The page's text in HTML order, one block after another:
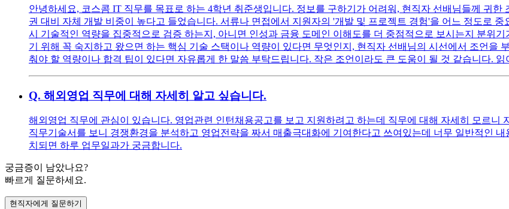
안녕하세요, 코스콤 IT 직무를 목표로 하는 4학년 취준생입니다. 정보를 구하기가 어려워, 현직자 선배님들께 귀
권 대비 자체 개발 비중이 높다고 들었습니다. 서류나 면접에서 지원자의 '개발 및 프로젝트 경험'을 어느 정도로
시 기술적인 역량을 집중적으로 검증 하는지, 아니면 인성과 금융 도메인 이해도를 더 중점적으로 보시는지 분위
기 위해 꼭 숙지하고 왔으면 하는 핵심 기술 스택이나 역량이 있다면 무엇인지, 현직자 선배님의 시선에서 조언을
춰야 할 역량이나 합격 팁이 있다면 자유롭게 한 말씀 부탁드립니다. 작은 조언이라도 큰 도움이 될 것 같습니다.
Q. 해외영업 직무에 대해 자세히 알고 싶습니다.
해외영업 직무에 관심이 있습니다. 영업관련 인턴채용공고를 보고 지원하려고 하는데 직무에 대해 자세히 모르니
직무기술서를 보니 경쟁환경을 분석하고 영업전략을 짜서 매출극대화에 기여한다고 쓰여있는데 너무 일반적인
치되면 하루 업무일과가 궁금합니다.
궁금증이 남았나요?
빠르게 질문하세요.
현직자에게 질문하기